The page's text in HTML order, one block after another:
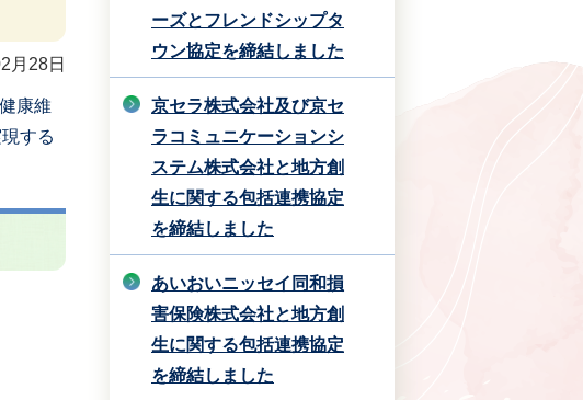
月28日
康維
する
ーズとフレンドシップタ
ウン協定を締結しました
京セラ株式会社及び京セ
ラコミュニケーションシ
ステム株式会社と地方創
生に関する包括連携協定
を締結しました
あいおいニッセイ同和損
害保険株式会社と地方創
生に関する包括連携協定
を締結しました